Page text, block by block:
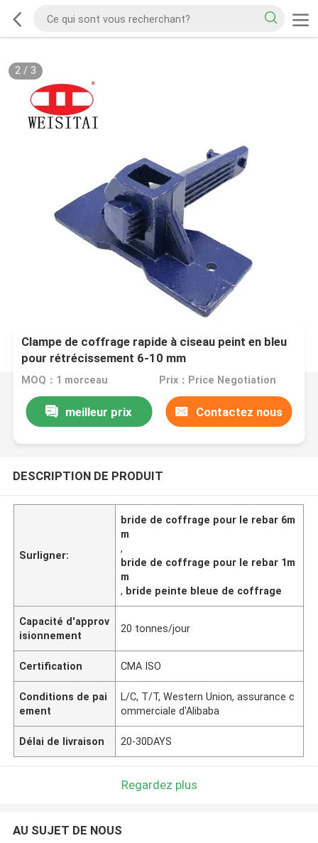
2/ 3
Clampe de coffrage rapide à ciseau peint en bleu
pour rétrécissement 6-10 mm
MOQ：1 morceau Prix：Price Negotiation
meilleur prix Contactez nous
DESCRIPTION DE PRODUIT
Surligner:
bride de coffrage pour le rebar 6m
m
,
bride de coffrage pour le rebar 1m
m
, bride peinte bleue de coffrage
Capacité d'approv
isionnement
20 tonnes/jour
Certification CMA ISO
Conditions de pai
ement
L/C, T/T, Western Union, assurance c
ommerciale d'Alibaba
Délai de livraison 20-30DAYS
Regardez plus
AU SUJET DE NOUS